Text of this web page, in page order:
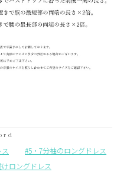
5・7分袖のロングドレス
ロングドレス